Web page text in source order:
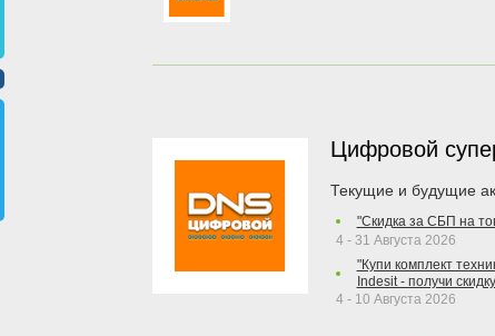
Цифровой
Текущие и будущие
"Скидка за СБП на
4 - 31 Августа 2026
"Купи комплект
Indesit - получи
4 - 10 Августа 2026